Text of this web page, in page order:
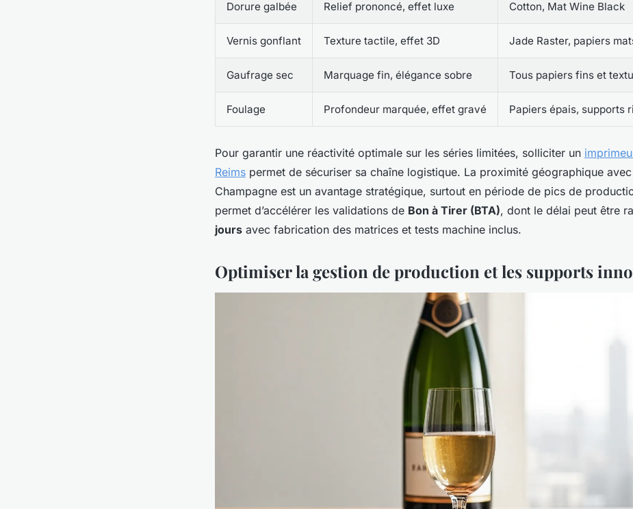
Dorure galbée Relief prononcé, effet luxe Cotton, Mat Wine Black
Vernis gonflant Texture tactile, effet 3D Jade Raster, papiers
Gaufrage sec Marquage fin, élégance sobre Tous papiers fins et
Foulage Profondeur marquée, effet gravé Papiers épais, supports
Pour garantir une réactivité optimale sur les séries limitées, solliciter un
Reims permet de sécuriser sa chaîne logistique. La proximité géographique
Champagne est un avantage stratégique, surtout en période de pics de
permet d’accélérer les validations de Bon à Tirer (BTA), dont le délai peut être
jours avec fabrication des matrices et tests machine inclus.
Optimiser la gestion de production et les supports